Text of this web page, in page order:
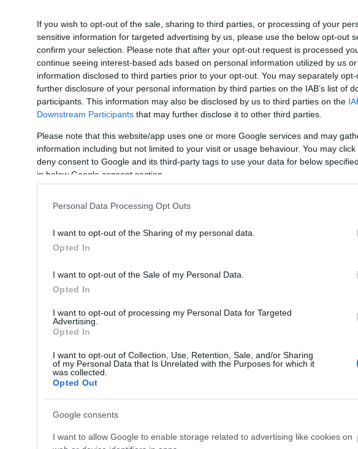
If you wish to opt-out of the sale, sharing to third parties, or processing of your
sensitive information for targeted advertising by us, please use the below opt-out
confirm your selection. Please note that after your opt-out request is processed
continue seeing interest-based ads based on personal information utilized by us
information disclosed to third parties prior to your opt-out. You may separately
further disclosure of your personal information by third parties on the IAB’s list of
participants. This information may also be disclosed by us to third parties on the
Downstream Participants that may further disclose it to other third parties.
Please note that this website/app uses one or more Google services and may
information including but not limited to your visit or usage behaviour. You may
deny consent to Google and its third-party tags to use your data for below
in below Google consent section.
Personal Data Processing Opt Outs
I want to opt-out of the Sharing of my personal data.
Opted In
I want to opt-out of the Sale of my Personal Data.
Opted In
I want to opt-out of processing my Personal Data for Targeted
Advertising.
Opted In
I want to opt-out of Collection, Use, Retention, Sale, and/or Sharing
of my Personal Data that Is Unrelated with the Purposes for which it
was collected.
Opted Out
Google consents
I want to allow Google to enable storage related to advertising like cookies on
filé
filé
az